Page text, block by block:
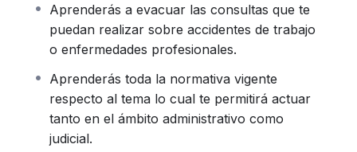
indemnización que la ART le debe abonar
trabajador.
También te explicaremos como es el
procedimiento antes las Comisiones Médicas, la
documentación que se debe presentar de
acuerdo al trámite a realizar, así como también
las diferentes audiencias y resoluciones que se
Aprenderás a evacuar las consultas que te
puedan realizar sobre accidentes de trabajo
o enfermedades profesionales.
Aprenderás toda la normativa vigente
respecto al tema lo cual te permitirá actuar
tanto en el ámbito administrativo como
judicial.